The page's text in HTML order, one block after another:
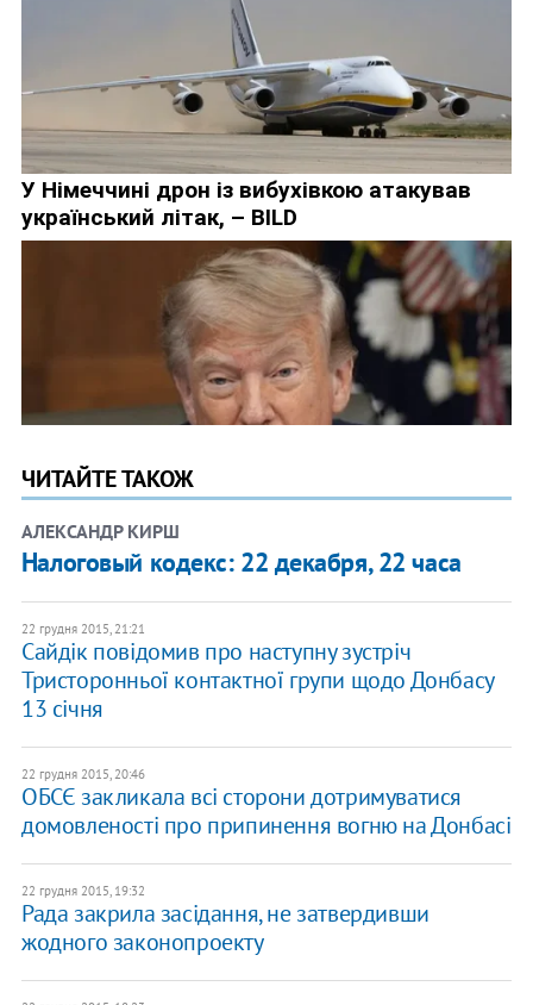
ЧИТАЙТЕ ТАКОЖ
АЛЕКСАНДР КИРШ
Налоговый кодекс: 22 декабря, 22 часа
22 грудня 2015, 21:21
Сайдік повідомив про наступну зустріч
Тристоронньої контактної групи щодо Донбасу
13 січня
22 грудня 2015, 20:46
ОБСЄ закликала всі сторони дотримуватися
домовленості про припинення вогню на Донбасі
22 грудня 2015, 19:32
Рада закрила засідання, не затвердивши
жодного законопроекту